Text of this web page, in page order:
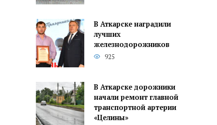
В Аткарске наградили
лучших
железнодорожников
925
В Аткарске дорожники
начали ремонт главной
транспортной артерии
«Целины»